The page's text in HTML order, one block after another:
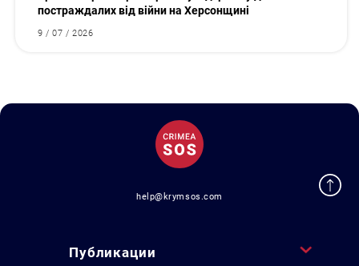
постраждалих від війни на Херсонщині
9 / 07 / 2026
help@krymsos.com
Публикации